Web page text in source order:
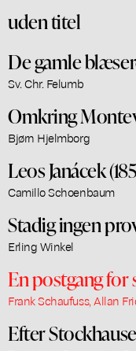
uden titel
De gamle
Sv. Chr. Felumb
Omkring
Bjørn Hjelmborg
Leos Janácek
Camillo Schoenbaum
Stadig ingen
Erling Winkel
En postgang for
Frank Schaufuss, Allan
Efter